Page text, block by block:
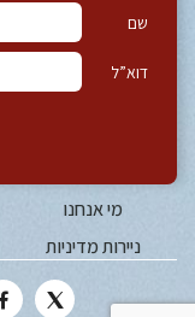
שם
דוא”ל
מי אנחנו
ניירות מדיניות